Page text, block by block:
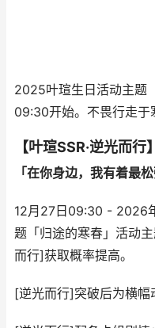
2025叶瑄生日活动主题
09:30开始。不畏行走于
【叶瑄SSR·逆光而行】
「在你身边，我有着最
12月27日09:30 - 2026
题「归途的寒春」活动
而行]获取概率提高。
[逆光而行]突破后为横幅